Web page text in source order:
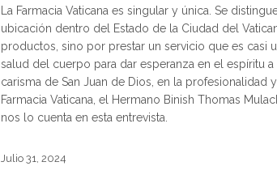
La Farmacia Vaticana es singular y única. Se
ubicación dentro del Estado de la Ciudad del
productos, sino por prestar un servicio que es casi
salud del cuerpo para dar esperanza en el espíritu a
carisma de San Juan de Dios, en la profesionalidad
Farmacia Vaticana, el Hermano Binish Thomas
nos lo cuenta en esta entrevista.
Julio 31, 2024